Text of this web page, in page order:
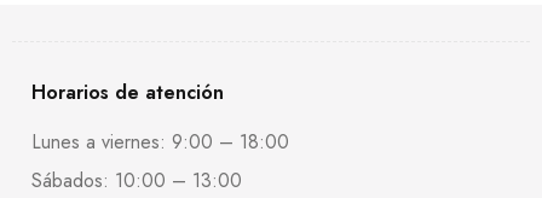
Horarios de atención
Lunes a viernes: 9:00 – 18:00
Sábados: 10:00 – 13:00